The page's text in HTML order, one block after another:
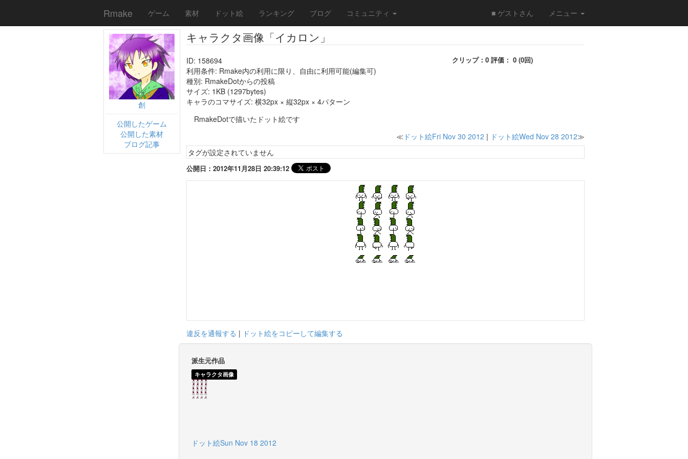
Rmake ゲーム 素材 ドット絵 ランキング ブログ コミュニティ ■ ゲストさん メニュー
創
公開したゲーム
公開した素材
ブログ記事
キャラクタ画像「イカロン」
ID: 158694
利用条件: Rmake内の利用に限り、自由に利用可能(編集可)
種別: RmakeDotからの投稿
サイズ: 1KB (1297bytes)
キャラのコマサイズ: 横32px × 縦32px × 4パターン
クリップ：0 評価： 0 (0回)
RmakeDotで描いたドット絵です
≪ドット絵Fri Nov 30 2012 | ドット絵Wed Nov 28 2012≫
タグが設定されていません
公開日：2012年11月28日 20:39:12
違反を通報する | ドット絵をコピーして編集する
派生元作品
キャラクタ画像
ドット絵Sun Nov 18 2012